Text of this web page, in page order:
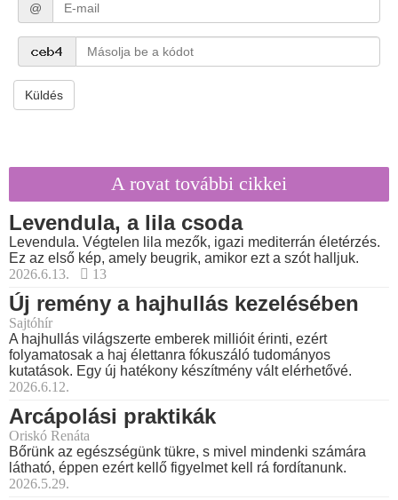
@
Küldés
A rovat további cikkei
Levendula, a lila csoda
Levendula. Végtelen lila mezők, igazi mediterrán életérzés.
Ez az első kép, amely beugrik, amikor ezt a szót halljuk.
2026.6.13.
13
Új remény a hajhullás kezelésében
Sajtóhír
A hajhullás világszerte emberek millióit érinti, ezért
folyamatosak a haj élettanra fókuszáló tudományos
kutatások. Egy új hatékony készítmény vált elérhetővé.
2026.6.12.
Arcápolási praktikák
Oriskó Renáta
Bőrünk az egészségünk tükre, s mivel mindenki számára
látható, éppen ezért kellő figyelmet kell rá fordítanunk.
2026.5.29.